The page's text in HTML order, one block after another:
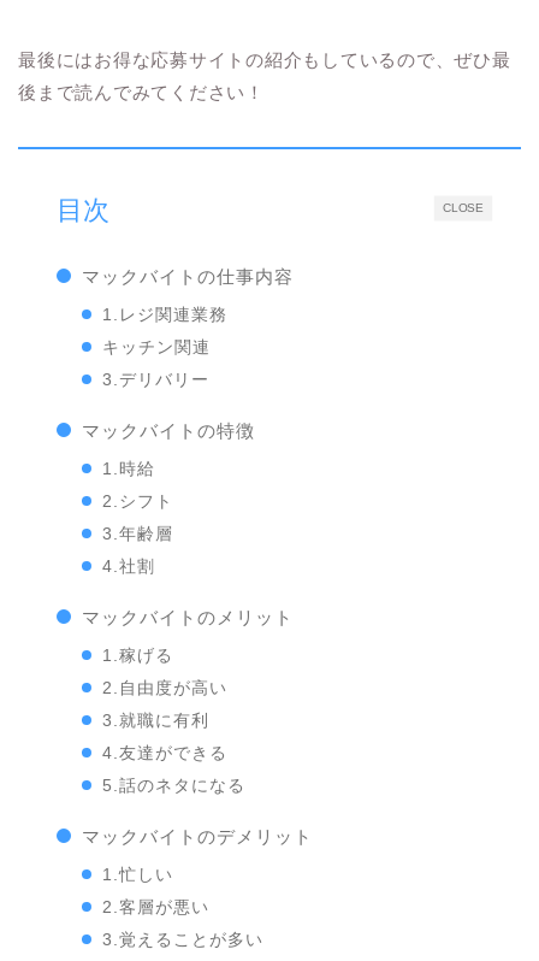
最後にはお得な応募サイトの紹介もしているので、ぜひ最
後まで読んでみてください！
CLOSE
目次
マックバイトの仕事内容
1.レジ関連業務
キッチン関連
3.デリバリー
マックバイトの特徴
1.時給
2.シフト
3.年齢層
4.社割
マックバイトのメリット
1.稼げる
2.自由度が高い
3.就職に有利
4.友達ができる
5.話のネタになる
マックバイトのデメリット
1.忙しい
2.客層が悪い
3.覚えることが多い